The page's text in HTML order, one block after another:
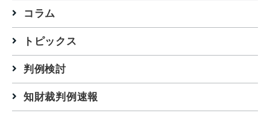
コラム
トピックス
判例検討
知財裁判例速報